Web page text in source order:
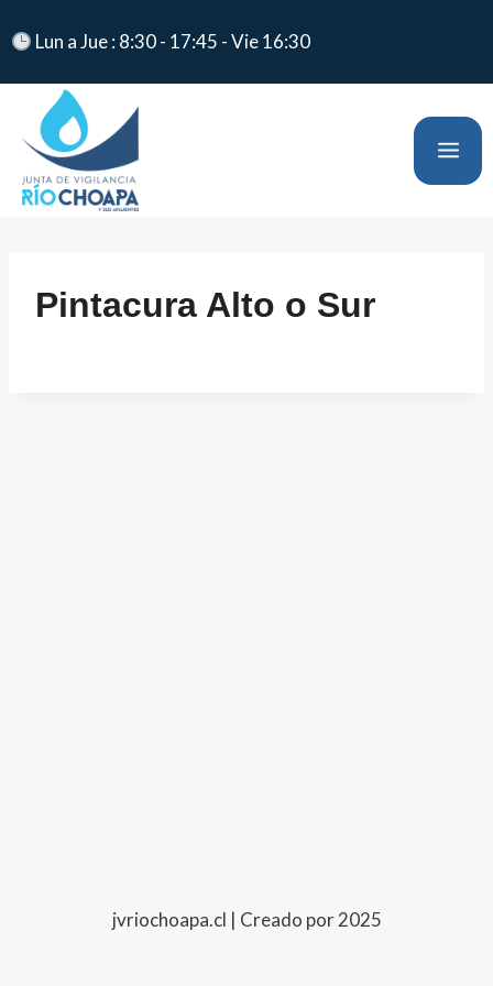
Lun a Jue : 8:30 - 17:45 - Vie 16:30
Pintacura Alto o Sur
jvriochoapa.cl | Creado por 2025